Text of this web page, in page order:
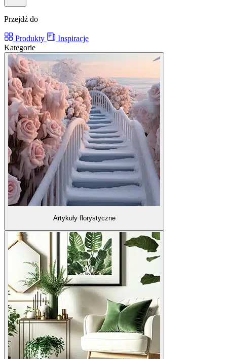
Przejdź do
Produkty
Inspiracje
Kategorie
Artykuły florystyczne